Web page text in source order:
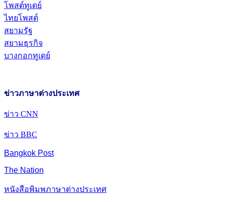
โพสต์ทูเดย์
ไทยโพสต์
สยามรัฐ
สยามธุรกิจ
บางกอกทูเดย์
ข่าวภาษาต่างประเทศ
ข่าว CNN
ข่าว BBC
Bangkok Post
The Nation
หนังสือพิมพภาษาต่างประเทศ